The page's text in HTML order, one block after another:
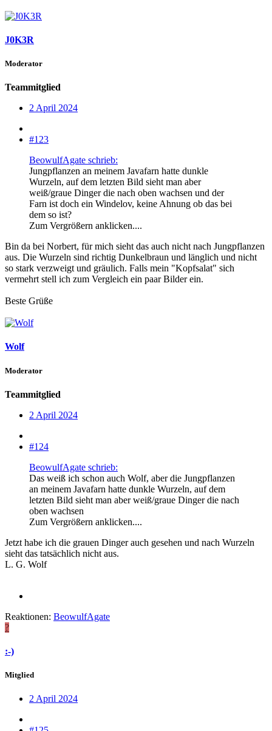
J0K3R
Moderator
Teammitglied
2 April 2024
#123
BeowulfAgate schrieb:
Jungpflanzen an meinem Javafarn hatte dunkle
Wurzeln, auf dem letzten Bild sieht man aber
weiß/graue Dinger die nach oben wachsen und der
Farn ist doch ein Windelov, keine Ahnung ob das bei
dem so ist?
Zum Vergrößern anklicken....
Bin da bei Norbert, für mich sieht das auch nicht nach Jungpflanzen
aus. Die Wurzeln sind richtig Dunkelbraun und länglich und nicht
so stark verzweigt und gräulich. Falls mein "Kopfsalat" sich
vermehrt stell ich zum Vergleich ein paar Bilder ein.
Beste Grüße
Wolf
Moderator
Teammitglied
2 April 2024
#124
BeowulfAgate schrieb:
Das weiß ich schon auch Wolf, aber die Jungpflanzen
an meinem Javafarn hatte dunkle Wurzeln, auf dem
letzten Bild sieht man aber weiß/graue Dinger die nach
oben wachsen
Zum Vergrößern anklicken....
Jetzt habe ich die grauen Dinger auch gesehen und nach Wurzeln
sieht das tatsächlich nicht aus.
L. G. Wolf
Reaktionen: BeowulfAgate
?
:-)
Mitglied
2 April 2024